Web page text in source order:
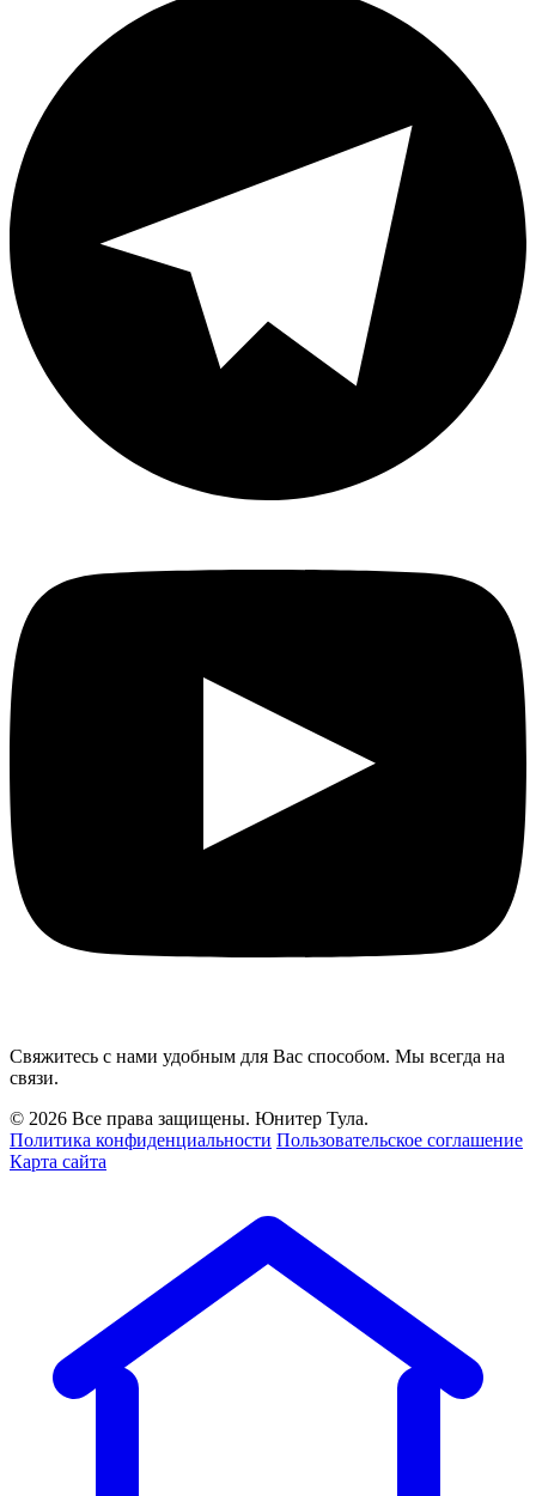
Свяжитесь с нами удобным для Вас способом. Мы всегда на
связи.
© 2026 Все права защищены. Юнитер Тула.
Политика конфиденциальности Пользовательское соглашение
Карта сайта